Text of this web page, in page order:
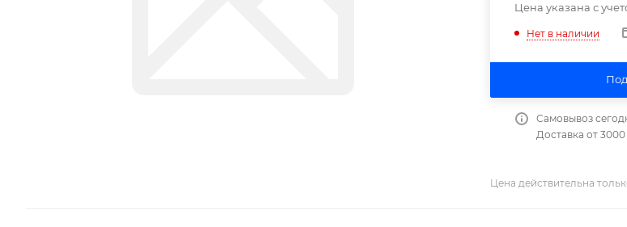
Цена указана с
Нет в наличии
Самовывоз
Доставка от
Цена действительна